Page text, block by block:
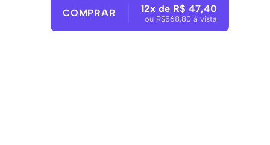
COMPRAR 12x de R$ 47,40
ou R$568,80 à vista